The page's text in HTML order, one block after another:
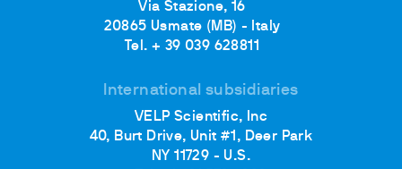
Via Stazione, 16
20865 Usmate (MB) - Italy
Tel. + 39 039 628811
International subsidiaries
VELP Scientific, Inc
40, Burt Drive, Unit #1, Deer Park
NY 11729 - U.S.